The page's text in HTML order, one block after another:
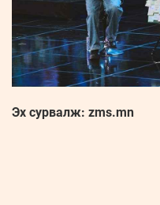
Эх сурвалж: zms.mn